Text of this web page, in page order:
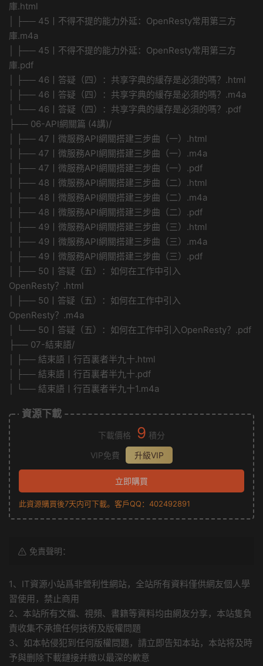
庫.html
│ ├── 45丨不得不提的能力外延：OpenResty常用第三方
庫.m4a
│ ├── 45丨不得不提的能力外延：OpenResty常用第三方
庫.pdf
│ ├── 46丨答疑（四）：共享字典的緩存是必須的嗎？.html
│ ├── 46丨答疑（四）：共享字典的緩存是必須的嗎？.m4a
│ └── 46丨答疑（四）：共享字典的緩存是必須的嗎？.pdf
├── 06-API網關篇 (4講)/
│ ├── 47丨微服務API網關搭建三步曲（一）.html
│ ├── 47丨微服務API網關搭建三步曲（一）.m4a
│ ├── 47丨微服務API網關搭建三步曲（一）.pdf
│ ├── 48丨微服務API網關搭建三步曲（二）.html
│ ├── 48丨微服務API網關搭建三步曲（二）.m4a
│ ├── 48丨微服務API網關搭建三步曲（二）.pdf
│ ├── 49丨微服務API網關搭建三步曲（三）.html
│ ├── 49丨微服務API網關搭建三步曲（三）.m4a
│ ├── 49丨微服務API網關搭建三步曲（三）.pdf
│ ├── 50丨答疑（五）：如何在工作中引入
OpenResty？.html
│ ├── 50丨答疑（五）：如何在工作中引入
OpenResty？.m4a
│ └── 50丨答疑（五）：如何在工作中引入OpenResty？.pdf
├── 07-結束語/
│ ├── 結束語丨行百裏者半九十.html
│ ├── 結束語丨行百裏者半九十.pdf
│ └── 結束語丨行百裏者半九十1.m4a
資源下載
下載價格 9 積分
VIP免費
升級VIP
立即購買
此資源購買後7天内可下載。客戶QQ：402492891
免責聲明：
1、IT資源小站爲非營利性網站，全站所有資料僅供網友個人學
習使用，禁止商用
2、本站所有文檔、視頻、書籍等資料均由網友分享，本站隻負
責收集不承擔任何技術及版權問題
3、如本帖侵犯到任何版權問題，請立即告知本站，本站将及時
予與删除下載鏈接并緻以最深的歉意